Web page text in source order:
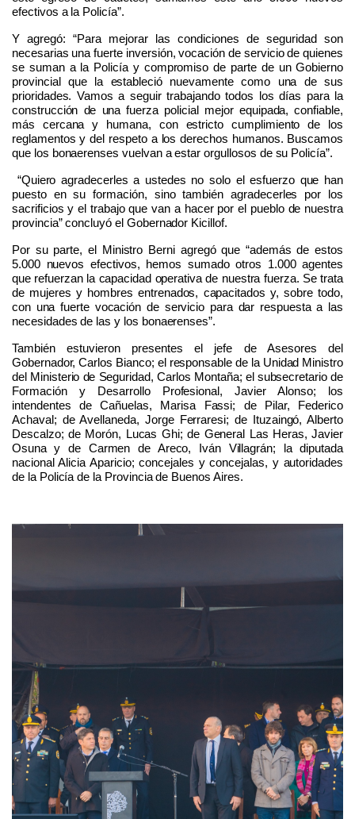
efectivos a la Policía”.
Y agregó: “Para mejorar las condiciones de seguridad son
necesarias una fuerte inversión, vocación de servicio de quienes
se suman a la Policía y compromiso de parte de un Gobierno
provincial que la estableció nuevamente como una de sus
prioridades. Vamos a seguir trabajando todos los días para la
construcción de una fuerza policial mejor equipada, confiable,
más cercana y humana, con estricto cumplimiento de los
reglamentos y del respeto a los derechos humanos. Buscamos
que los bonaerenses vuelvan a estar orgullosos de su Policía”.
“Quiero agradecerles a ustedes no solo el esfuerzo que han
puesto en su formación, sino también agradecerles por los
sacrificios y el trabajo que van a hacer por el pueblo de nuestra
provincia” concluyó el Gobernador Kicillof.
Por su parte, el Ministro Berni agregó que “además de estos
5.000 nuevos efectivos, hemos sumado otros 1.000 agentes
que refuerzan la capacidad operativa de nuestra fuerza. Se trata
de mujeres y hombres entrenados, capacitados y, sobre todo,
con una fuerte vocación de servicio para dar respuesta a las
necesidades de las y los bonaerenses”.
También estuvieron presentes el jefe de Asesores del
Gobernador, Carlos Bianco; el responsable de la Unidad Ministro
del Ministerio de Seguridad, Carlos Montaña; el subsecretario de
Formación y Desarrollo Profesional, Javier Alonso; los
intendentes de Cañuelas, Marisa Fassi; de Pilar, Federico
Achaval; de Avellaneda, Jorge Ferraresi; de Ituzaingó, Alberto
Descalzo; de Morón, Lucas Ghi; de General Las Heras, Javier
Osuna y de Carmen de Areco, Iván Villagrán; la diputada
nacional Alicia Aparicio; concejales y concejalas, y autoridades
de la Policía de la Provincia de Buenos Aires.